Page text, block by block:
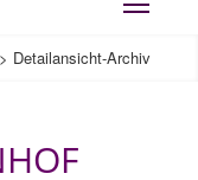
Toggle
> Detailansicht-Archiv